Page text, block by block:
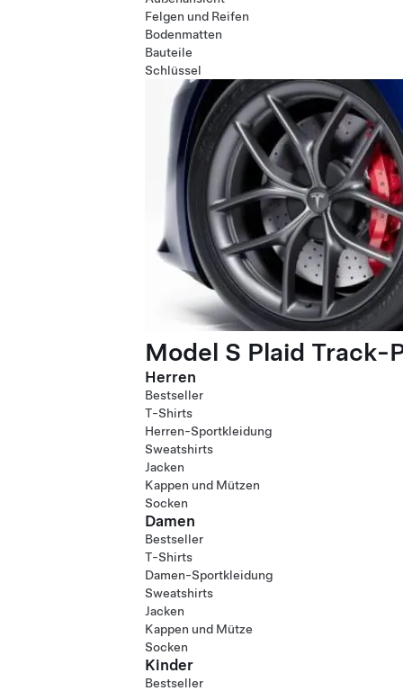
Felgen und Reifen
Bodenmatten
Bauteile
Schlüssel
Model S Plaid Track-
Herren
Bestseller
T-Shirts
Herren-Sportkleidung
Sweatshirts
Jacken
Kappen und Mützen
Socken
Damen
Bestseller
T-Shirts
Damen-Sportkleidung
Sweatshirts
Jacken
Kappen und Mütze
Socken
Kinder
Bestseller